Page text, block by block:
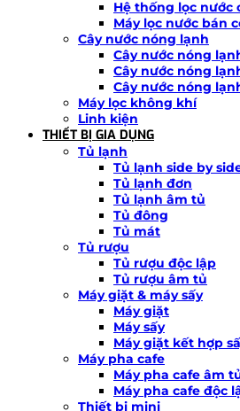
Hệ thống lọc nước
Máy lọc nước bán
Cây nước nóng lạnh
Cây nước nóng
Cây nước nóng
Cây nước nóng
Máy lọc không khí
Linh kiện
THIẾT BỊ GIA DỤNG
Tủ lạnh
Tủ lạnh side by
Tủ lạnh đơn
Tủ lạnh âm tủ
Tủ đông
Tủ mát
Tủ rượu
Tủ rượu độc lập
Tủ rượu âm tủ
Máy giặt & máy sấy
Máy giặt
Máy sấy
Máy giặt kết hợp
Máy pha cafe
Máy pha cafe âm
Máy pha cafe độc
Thiết bị mini